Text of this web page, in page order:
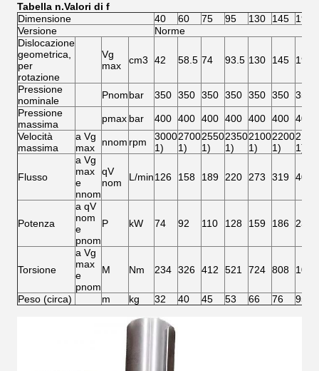
Tabella n.Valori di f
Dimensione
40 60 75 95 130 145
190
Versione
Norme
Dislocazione
geometrica,
per
rotazione
Vg
max
cm3 42 58.5 74 93.5 130 145 193
Pressione
nominale
Pnombar 350 350 350 350 350 350 350
Pressione
massima
pmax bar 400 400 400 400 400 400 400
Velocità
massima
a Vg
max
nnom rpm
3000
1)
2700
1)
2550
1)
2350
1)
2100
1)
2200
1)
2100
1)
Flusso
a Vg
max
e
nnom
qV
nom
L/min126 158 189 220 273 319 405
Potenza
a qV
nom
e
pnom
P kW 74 92 110 128 159 186 236
Torsione
a Vg
max
e
pnom
M Nm 234 326 412 521 724 808 1075
Peso (circa) m kg 32 40 45 53 66 76 95